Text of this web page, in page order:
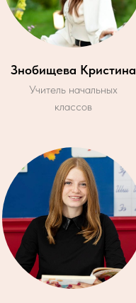
Знобищева Кристина
Учитель начальных
классов